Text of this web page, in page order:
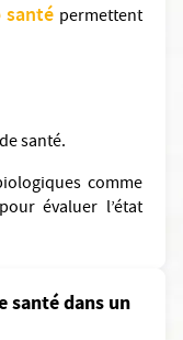
santé permettent
de santé.
comme
évaluer l’état
santé dans un